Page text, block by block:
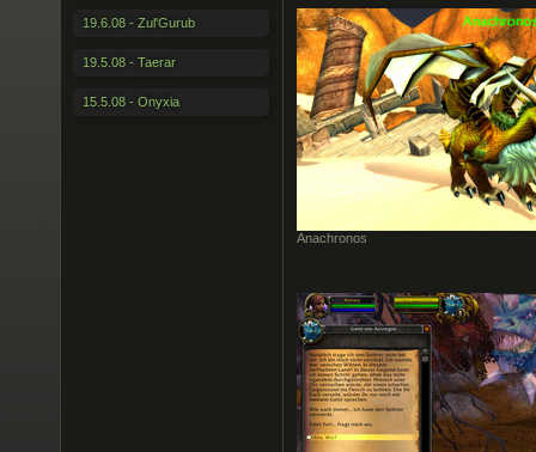
19.6.08 - Zul'Gurub
19.5.08 - Taerar
15.5.08 - Onyxia
Anachronos